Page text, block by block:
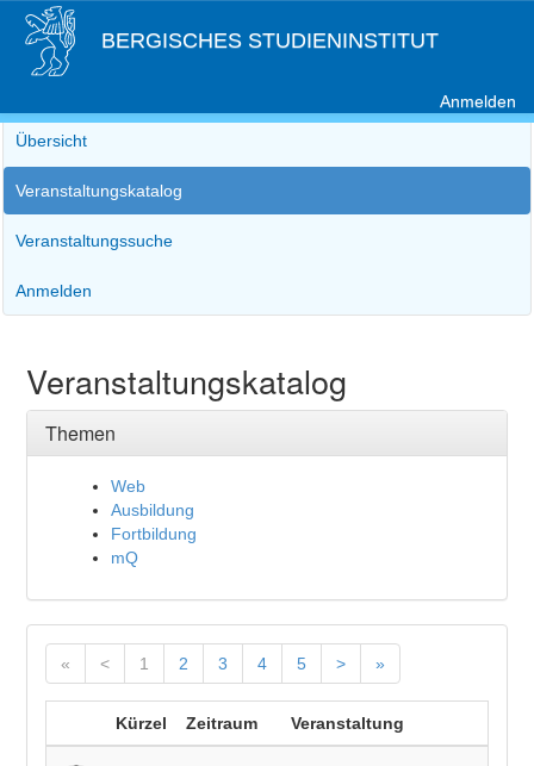
BERGISCHES STUDIENINSTITUT
Anmelden
Übersicht
Veranstaltungskatalog
Veranstaltungssuche
Anmelden
Veranstaltungskatalog
Themen
Web
Ausbildung
Fortbildung
mQ
« < 1 2 3 4 5 > »
Kürzel Zeitraum Veranstaltung